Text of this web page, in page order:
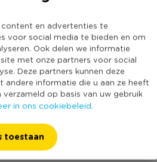
en advertenties te
voor social media te bieden en om
Ook delen we informatie
met onze partners voor social
Deze partners kunnen deze
andere informatie die u aan ze heeft
op basis van uw gebruik
in ons cookiebeleid.
toestaan
eerst even in met vernis,
verven.
399119
Nee
Karton
10
Bruin
4